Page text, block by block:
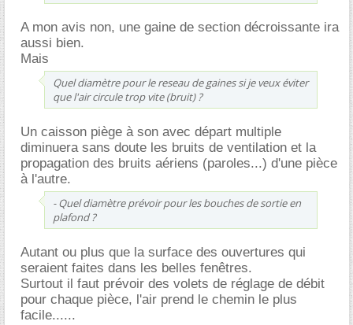
A mon avis non, une gaine de section décroissante ira
aussi bien.
Mais
Quel diamètre pour le reseau de gaines si je veux éviter
que l'air circule trop vite (bruit) ?
Un caisson piège à son avec départ multiple
diminuera sans doute les bruits de ventilation et la
propagation des bruits aériens (paroles...) d'une pièce
à l'autre.
- Quel diamètre prévoir pour les bouches de sortie en
plafond ?
Autant ou plus que la surface des ouvertures qui
seraient faites dans les belles fenêtres.
Surtout il faut prévoir des volets de réglage de débit
pour chaque pièce, l'air prend le chemin le plus
facile......